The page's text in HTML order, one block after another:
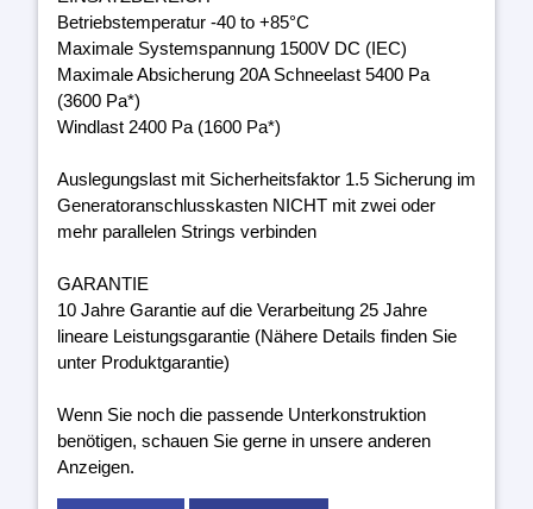
Betriebstemperatur -40 to +85°C
Maximale Systemspannung 1500V DC (IEC)
Maximale Absicherung 20A Schneelast 5400 Pa
(3600 Pa*)
Windlast 2400 Pa (1600 Pa*)
Auslegungslast mit Sicherheitsfaktor 1.5 Sicherung im
Generatoranschlusskasten NICHT mit zwei oder
mehr parallelen Strings verbinden
GARANTIE
10 Jahre Garantie auf die Verarbeitung 25 Jahre
lineare Leistungsgarantie (Nähere Details finden Sie
unter Produktgarantie)
Wenn Sie noch die passende Unterkonstruktion
benötigen, schauen Sie gerne in unsere anderen
Anzeigen.